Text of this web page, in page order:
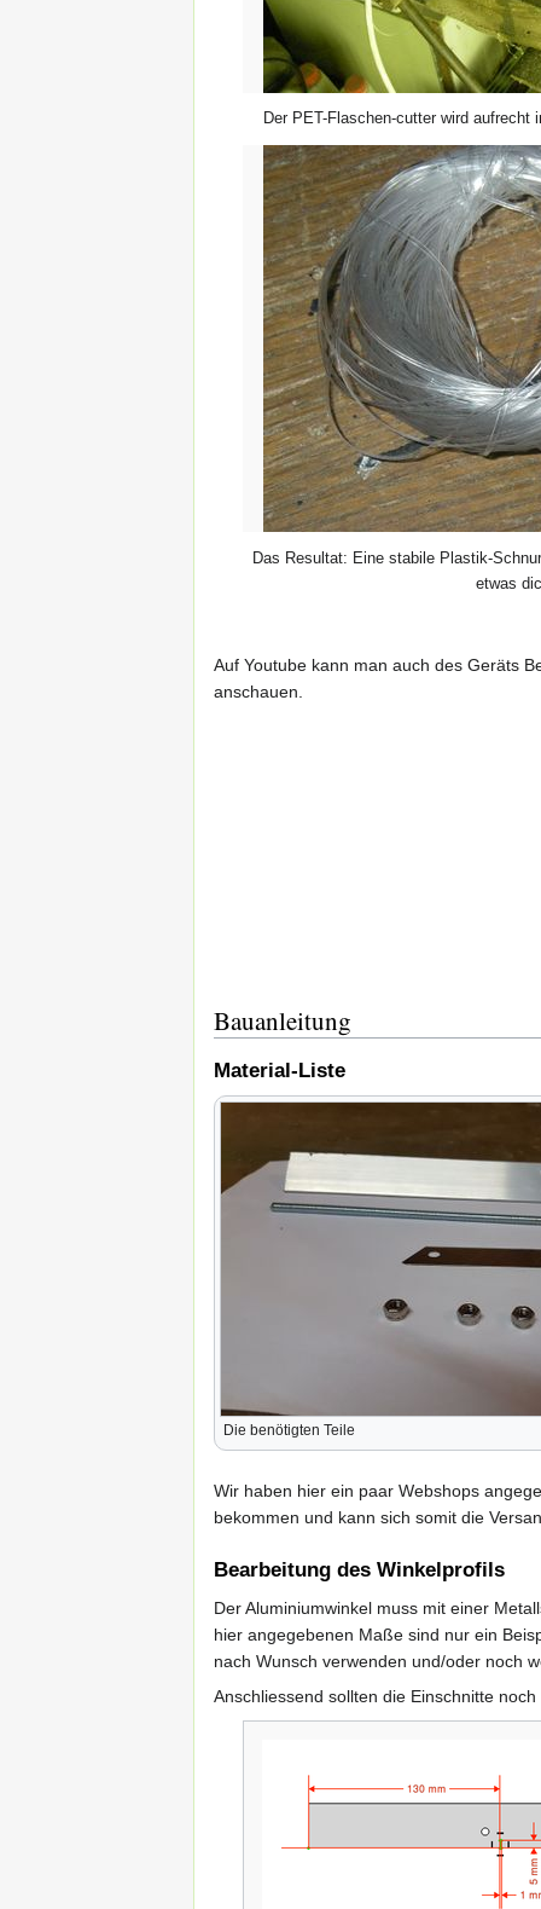
Der PET-Flaschen-cutter wird aufrecht
Das Resultat: Eine stabile Plastik-
etwas
Auf Youtube kann man auch des Geräts
anschauen.
Bauanleitung
Material-Liste
Die benötigten Teile
Wir haben hier ein paar Webshops
bekommen und kann sich somit die
Bearbeitung des Winkelprofils
Der Aluminiumwinkel muss mit einer
hier angegebenen Maße sind nur ein
nach Wunsch verwenden und/oder noch
Anschliessend sollten die Einschnitte